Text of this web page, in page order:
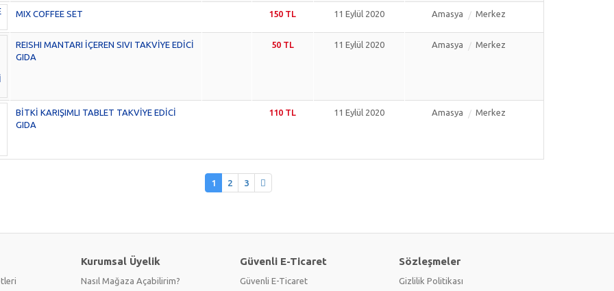
MIX COFFEE SET 150 TL 11 Eylül 2020 Amasya Merkez
REISHI MANTARI İÇEREN SIVI TAKVİYE EDİCİ
GIDA
50 TL 11 Eylül 2020 Amasya Merkez
BİTKİ KARIŞIMLI TABLET TAKVİYE EDİCİ
GIDA
110 TL 11 Eylül 2020 Amasya Merkez
1 2 3
Kurumsal Üyelik
Nasıl Mağaza Açabilirim?
Güvenli E-Ticaret
Güvenli E-Ticaret
Sözleşmeler
Gizlilik Politikası